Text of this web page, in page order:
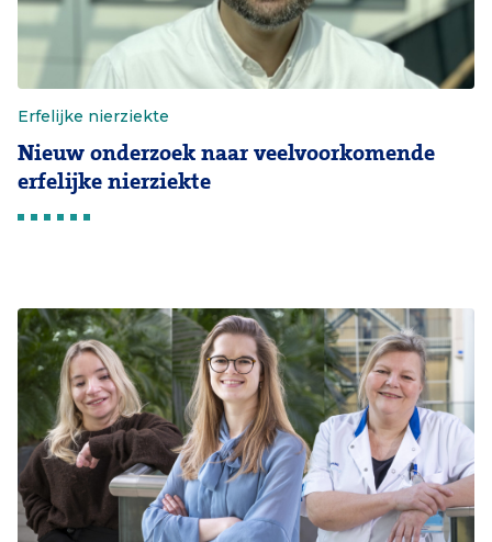
Erfelijke nierziekte
Nieuw onderzoek naar veelvoorkomende
erfelijke nierziekte